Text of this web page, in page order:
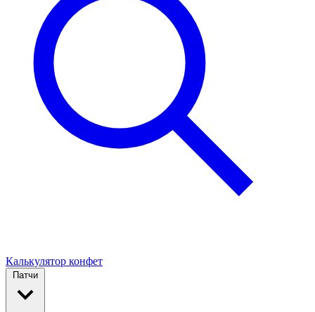
Калькулятор конфет
Патчи